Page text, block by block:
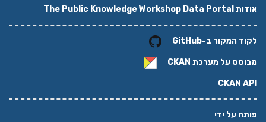
אודות The Public Knowledge Workshop Data Portal
לקוד המקור ב-GitHub
מבוסס על מערכת CKAN
CKAN API
פותח על ידי